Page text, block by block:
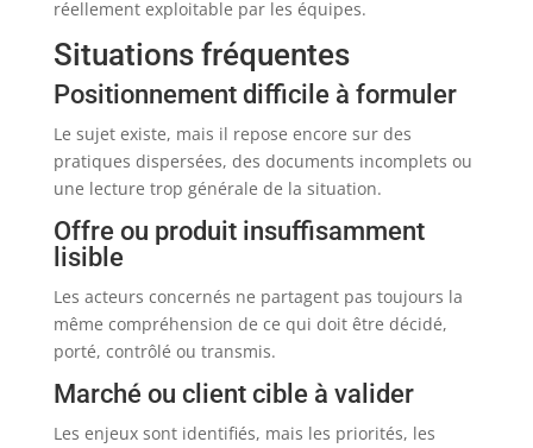
réellement exploitable par les équipes.
Situations fréquentes
Positionnement difficile à formuler
Le sujet existe, mais il repose encore sur des
pratiques dispersées, des documents incomplets ou
une lecture trop générale de la situation.
Offre ou produit insuffisamment
lisible
Les acteurs concernés ne partagent pas toujours la
même compréhension de ce qui doit être décidé,
porté, contrôlé ou transmis.
Marché ou client cible à valider
Les enjeux sont identifiés, mais les priorités, les